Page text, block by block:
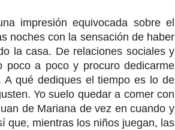
impresión equivocada sobre el
noches con la sensación de haber
la casa. De relaciones sociales y
poco a poco y procuro dedicarme
qué dediques el tiempo es lo de
Yo suelo quedar a comer con
de Mariana de vez en cuando y
que, mientras los niños juegan, las